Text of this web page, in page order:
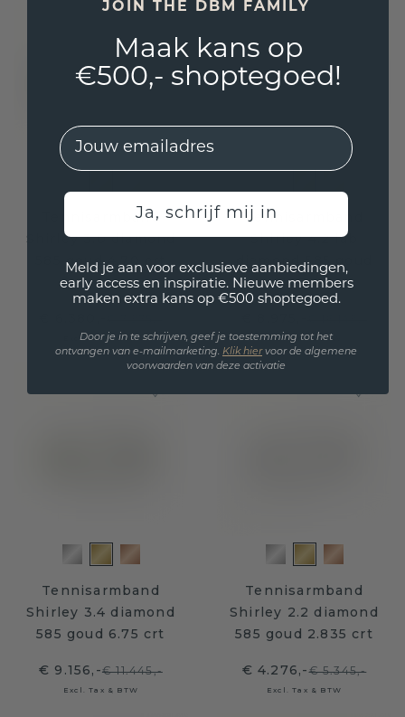
Tennisarmband
Shirley 3.0 diamond
585 goud 4.70 crt
Excl. Tax & BTW
Tennisarmband
Shirley 4.2 lab
diamond 585 goud
11.10 crt
Excl. Tax & BTW
Tennisarmband
Shirley 3.4 diamond
585 goud 6.75 crt
€ 9.156,-€ 11.445,-
Excl. Tax & BTW
Tennisarmband
Shirley 2.2 diamond
585 goud 2.835 crt
€ 4.276,-€ 5.345,-
Excl. Tax & BTW
JOIN THE DBM FAMILY
Maak kans op
€500,- shoptegoed!
EMail
Ja, schrijf mij in
Meld je aan voor exclusieve aanbiedingen,
early access en inspiratie. Nieuwe members
maken extra kans op €500 shoptegoed.
Door je in te schrijven, geef je toestemming tot het
ontvangen van e-mailmarketing. Klik hiervoor de algemene
voorwaarden van deze activatie